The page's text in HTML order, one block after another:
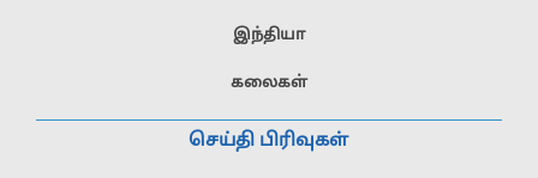
இந்தியா
கலைகள்
செய்தி பிரிவுகள்